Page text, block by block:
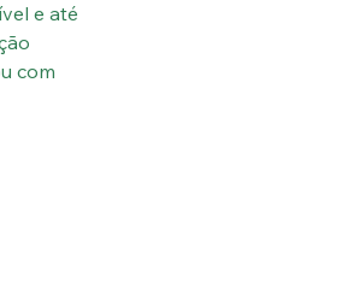
e até
com